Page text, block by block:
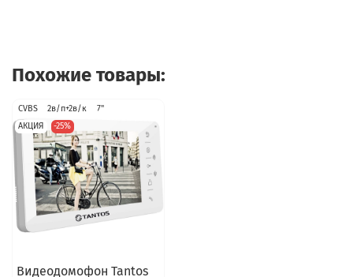
Похожие товары:
CVBS 2в/п+2в/к
7"
АКЦИЯ
-25%
Видеодомофон Tantos